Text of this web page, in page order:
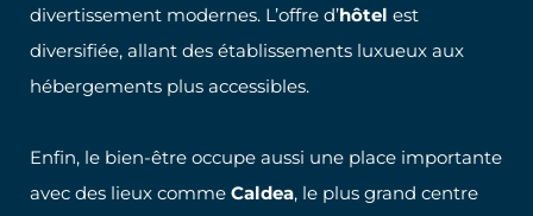
divertissement modernes. L’offre d’hôtel est
diversifiée, allant des établissements luxueux aux
hébergements plus accessibles.
Enfin, le bien-être occupe aussi une place importante
avec des lieux comme Caldea, le plus grand centre